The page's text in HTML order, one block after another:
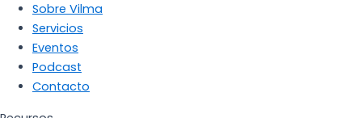
Sobre Vilma
Servicios
Eventos
Podcast
Contacto